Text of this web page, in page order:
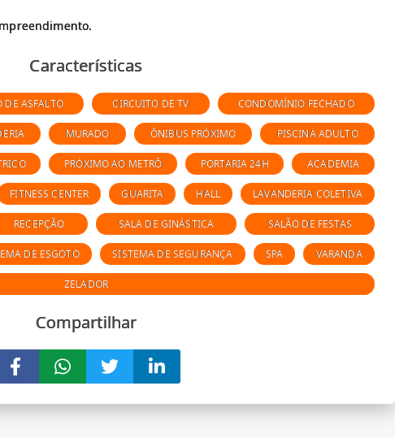
Características
DE ASFALTO CIRCUITO DE TV CONDOMÍNIO FECHADO
MURADO ÔNIBUS PRÓXIMO PISCINA ADULTO
PRÓXIMO AO METRÔ PORTARIA 24H ACADEMIA
FITNESS CENTER GUARITA HALL LAVANDERIA COLETIVA
RECEPÇÃO SALA DE GINÁSTICA SALÃO DE FESTAS
DE ESGOTO SISTEMA DE SEGURANÇA SPA VARANDA
ZELADOR
Compartilhar